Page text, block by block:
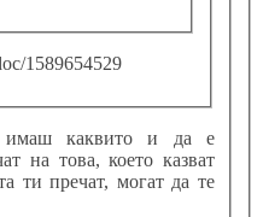
1589654529
каквито и да е
на това, което казват
ти пречат, могат да те